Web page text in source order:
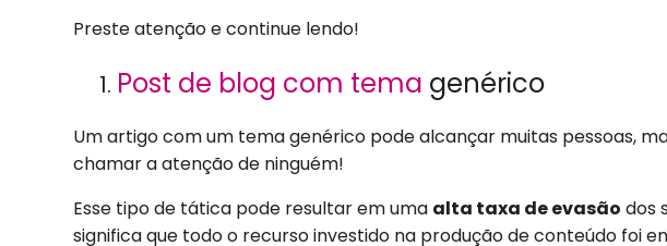
Preste atenção e continue lendo!
Post de blog com tema genérico
Um artigo com um tema genérico pode alcançar muitas pessoas,
chamar a atenção de ninguém!
Esse tipo de tática pode resultar em uma alta taxa de evasão dos
significa que todo o recurso investido na produção de conteúdo foi